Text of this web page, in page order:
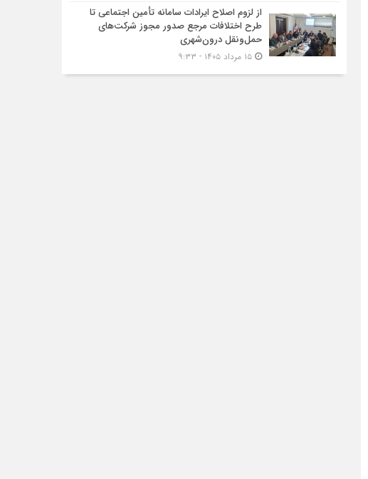
از لزوم اصلاح ایرادات سامانه تأمین اجتماعی تا
طرح اختلافات مرجع صدور مجوز شرکت‌های
حمل‌ونقل درون‌شهری
۱۵ مرداد ۱۴۰۵ - ۹:۳۳